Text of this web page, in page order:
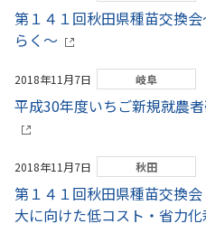
第１４１回秋田県種苗交換
らく～
2018年11月7日 岐阜
平成30年度いちご新規就農
2018年11月7日 秋田
第１４１回秋田県種苗交換
大に向けた低コスト・省力